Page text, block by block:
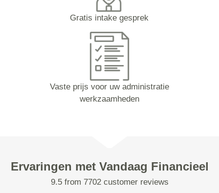
Gratis intake gesprek
Vaste prijs voor uw administratie
werkzaamheden
Ervaringen met Vandaag Financieel
9.5 from 7702 customer reviews